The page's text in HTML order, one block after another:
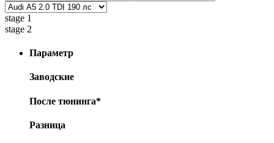
stage 1
stage 2
Параметр
Заводские
После тюнинга*
Разница